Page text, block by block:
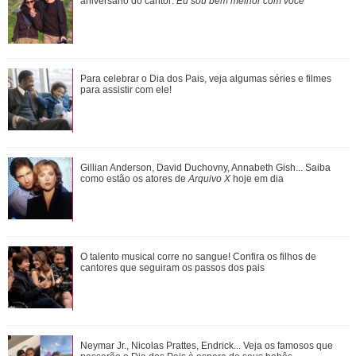
Ana Castela responde recado de Zé Felipe em show: Um
goiano me mandou um abraço ontem
Zé Felipe e Virgínia Fonseca aparecem juntos após
cirurgias das filhas e cantor brinca: Ta...
Anitta exibe look escolhido para nova turnê e detalhe no pé
chama a atenção
Ariana Grande faz desabafo em show sobre decisão de
Para celebrar o Dia dos Pais, veja algumas séries e filmes
para assistir com ele!
Gillian Anderson, David Duchovny, Annabeth Gish... Saiba
como estão os atores deArquivo X hoje em dia
O talento musical corre no sangue! Confira os filhos de
cantores que seguiram os passos dos pais
Neymar Jr., Nicolas Prattes, Endrick... Veja os famosos que